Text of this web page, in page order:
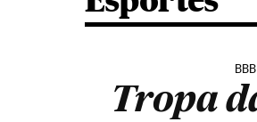
Tropa